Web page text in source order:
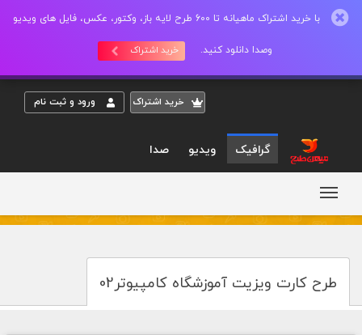
با خرید اشتراک ماهیانه تا 600 طرح لایه باز، وکتور، عکس، فایل های ویدیو
وصدا دانلود کنید. خرید اشتراک
خريد اشتراک ورود و ثبت نام
گرافیک ویدیو صدا
طرح کارت ویزیت آموزشگاه کامپیوتر02